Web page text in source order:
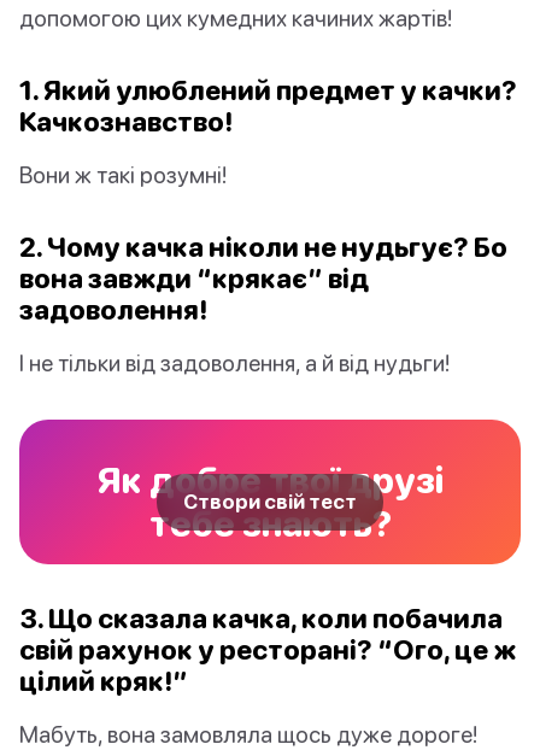
допомогою цих кумедних качиних жартів!
1. Який улюблений предмет у качки?
Качкознавство!
Вони ж такі розумні!
2. Чому качка ніколи не нудьгує? Бо
вона завжди “крякає” від
задоволення!
І не тільки від задоволення, а й від нудьги!
Як добре твої друзі
тебе знають?
Створи свій тест
3. Що сказала качка, коли побачила
свій рахунок у ресторані? “Ого, це ж
цілий кряк!”
Мабуть, вона замовляла щось дуже дороге!